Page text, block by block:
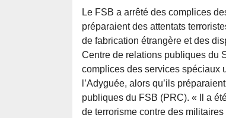
Le FSB a arrêté des complices
préparaient des attentats
de fabrication étrangère et des
Centre de relations publiques du
complices des services spéciaux
l’Adyguée, alors qu’ils
publiques du FSB (PRC). « Il a
de terrorisme contre des